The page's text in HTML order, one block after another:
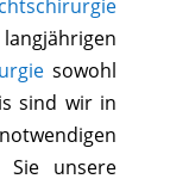
sowohl
sind wir in
Sie unsere